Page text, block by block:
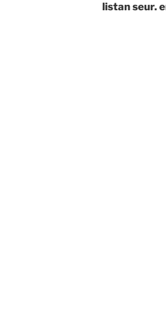
listan seur.